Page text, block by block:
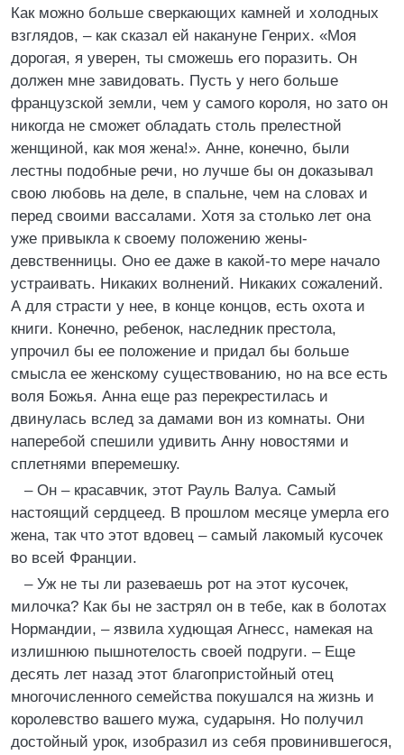
Как можно больше сверкающих камней и холодных
взглядов, – как сказал ей накануне Генрих. «Моя
дорогая, я уверен, ты сможешь его поразить. Он
должен мне завидовать. Пусть у него больше
французской земли, чем у самого короля, но зато он
никогда не сможет обладать столь прелестной
женщиной, как моя жена!». Анне, конечно, были
лестны подобные речи, но лучше бы он доказывал
свою любовь на деле, в спальне, чем на словах и
перед своими вассалами. Хотя за столько лет она
уже привыкла к своему положению жены-
девственницы. Оно ее даже в какой-то мере начало
устраивать. Никаких волнений. Никаких сожалений.
А для страсти у нее, в конце концов, есть охота и
книги. Конечно, ребенок, наследник престола,
упрочил бы ее положение и придал бы больше
смысла ее женскому существованию, но на все есть
воля Божья. Анна еще раз перекрестилась и
двинулась вслед за дамами вон из комнаты. Они
наперебой спешили удивить Анну новостями и
сплетнями вперемешку.
– Он – красавчик, этот Рауль Валуа. Самый
настоящий сердцеед. В прошлом месяце умерла его
жена, так что этот вдовец – самый лакомый кусочек
во всей Франции.
– Уж не ты ли разеваешь рот на этот кусочек,
милочка? Как бы не застрял он в тебе, как в болотах
Нормандии, – язвила худющая Агнесс, намекая на
излишнюю пышнотелость своей подруги. – Еще
десять лет назад этот благопристойный отец
многочисленного семейства покушался на жизнь и
королевство вашего мужа, сударыня. Но получил
достойный урок, изобразил из себя провинившегося,